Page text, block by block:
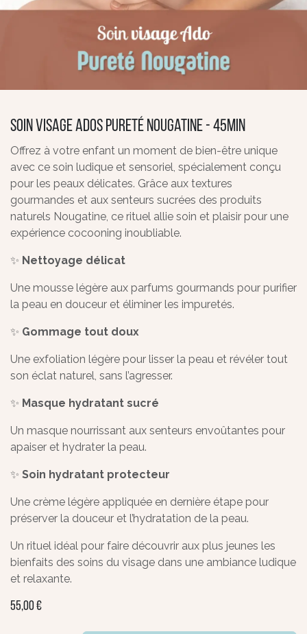
Soin Visage ados Pureté Nougatine - 45min
Offrez à votre enfant un moment de bien-être unique
avec ce soin ludique et sensoriel, spécialement conçu
pour les peaux délicates. Grâce aux textures
gourmandes et aux senteurs sucrées des produits
naturels Nougatine, ce rituel allie soin et plaisir pour une
expérience cocooning inoubliable.
✨ Nettoyage délicat
Une mousse légère aux parfums gourmands pour purifier
la peau en douceur et éliminer les impuretés.
✨ Gommage tout doux
Une exfoliation légère pour lisser la peau et révéler tout
son éclat naturel, sans l’agresser.
✨ Masque hydratant sucré
Un masque nourrissant aux senteurs envoûtantes pour
apaiser et hydrater la peau.
✨ Soin hydratant protecteur
Une crème légère appliquée en dernière étape pour
préserver la douceur et l’hydratation de la peau.
Un rituel idéal pour faire découvrir aux plus jeunes les
bienfaits des soins du visage dans une ambiance ludique
et relaxante.
55,00 €